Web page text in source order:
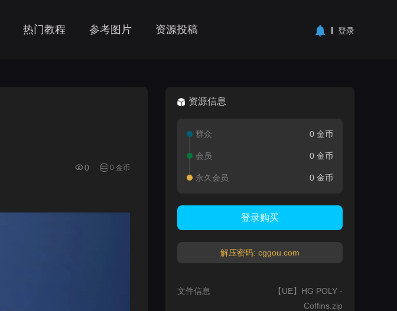
热门教程 参考图片 资源投稿 登录
0 0 金币
资源信息
群众 0 金币
会员 0 金币
永久会员 0 金币
登录购买
解压密码: cggou.com
文件信息
【UE】HG POLY -
Coffins.zip